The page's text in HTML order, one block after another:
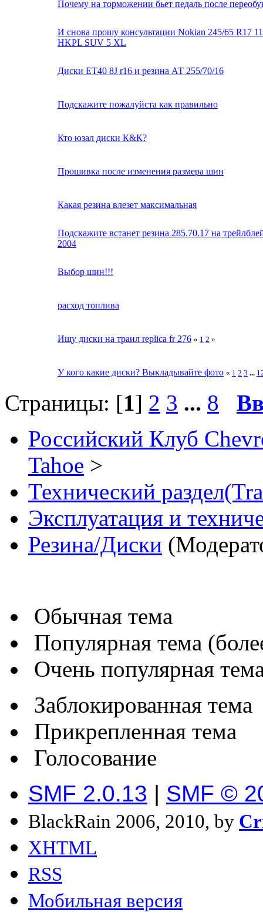
Почему на торможении бьет педаль после
И снова прошу консультации Nokian 245/65 R17
HKPL SUV 5 XL
Диски ET40 8J r16 и резина АТ 255/70/16
Подскажите пожалуйста как правильно
Кто юзал диски К&К?
Прошивка после изменения размера шин
Какая резина влезет максимальная
Подскажите встанет резина 285.70.17 на
2004
Выбор шин!!!
расход топлива
Ищу диски на траил replica fr 276 « 1 2 »
У кого какие диски? Выкладывайте фото « 1 2 3 ...
Страницы: [1] 2 3 ... 8
Российский Клуб
Tahoe >
Технический
Эксплуатация и
Резина/Диски
Обычная тема
Популярная тема
Очень популярная
Заблокированная тема
Прикрепленная тема
Голосование
SMF 2.0.13 | SMF ©
BlackRain 2006, 2010, by
XHTML
RSS
Мобильная версия